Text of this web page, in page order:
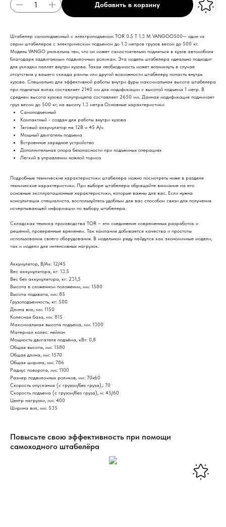
Добавить в корзину
Штабелер самоподъемный с электроподъемом TOR 0.5 Т 1.3 М VANGOO500— один из
серии штабелеров с электрическим подъемом до 1.3 метров грузов весом до 500 кг.
Модель VANGO уникальна тем, что он может самостоятельно подняться в кузов автомобиля
благодаря задвигаемым подвилочным роликам. Эта модель штабелера идеально подходит
для укладки паллет внутри кузова. Такая необходимость может возникнуть в случае
отсутствия у вашего склада рампы или другой возможности штабелеру попасть внутрь
кузова. Специально для эффективной работы внутри фуры максимальная высота штабелера
при поднятых вилах составляет 2140 мм для модификации с высотой подъема 1 метр. В
среднем высота кузова полуприцепа составляет 2650 мм. Данная модификация поднимает
груз весом до 500 кг, на высоту 1.3 метра.Основные характеристики:
Самоподъемный
Компактный - создан для работы внутри кузова
Тяговый аккумулятор на 12В и 45 А/ч
Мощный двигатель подъема
Встроенное зарядное устройство
Дополнительная опора безопасности при подъемных операциях
Легкий в управлении ножной тормоз
Подробные технические характеристики штабелера можно посмотреть ниже в разделе
технические характеристики. При выборе штабелера обращайте внимание на его
основные эксплуатационные характеристики, которые важны для вас. Если нужна
консультация специалиста, воспользуйтесь удобным для вас способом связи для получения
исчерпывающей информации по выбору штабелера.
Складская техника производства TOR – это соединение современных разработок и
решений, проверенные временем. Так компания добивается качества и простоты
использования своего оборудования. В модельном ряду найдутся как экономичные модели,
так и модели для интенсивных нагрузок.
Аккумулятор, В/Ач: 12/45
Вес аккумулятора, кг: 13.5
Вес без аккумулятора, кг: 231,5
Высота в сложенном положении, мм: 1580
Высота подхвата, мм: 85
Грузоподъемность, кг: 500
Длина вил, мм: 1150
Колесная база, мм: 815
Максимальная высота подъема, мм: 1300
Материал колес: нейлон
Мощность двигателя подъёма, кВт: 0,8
Общая высота, мм: 1580
Общая длина, мм: 1570
Общая ширина, мм: 786
Радиус поворота, мм: 1100
Размер подвилочных роликов, мм: 70х60
Скорость опускания (с грузом/без груза),: 70
Скорость подъема (с грузом/без груза), м: 45/60
Центр нагрузки, мм: 400
Ширина вил, мм: 535
Повысьте свою эффективность при помощи
самоходного штабелёра